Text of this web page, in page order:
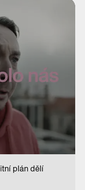
plán dělí